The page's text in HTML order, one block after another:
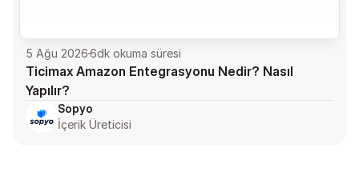
5 Ağu 20266dk okuma süresi
Ticimax Amazon Entegrasyonu Nedir? Nasıl
Yapılır?
Sopyo
İçerik Üreticisi